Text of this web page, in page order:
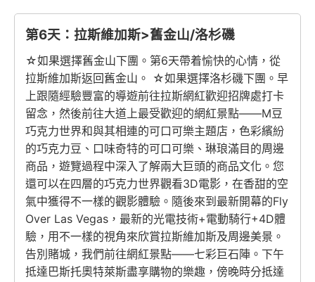
第6天：拉斯維加斯>舊金山/洛杉磯
☆如果選擇舊金山下團。第6天帶着愉快的心情，從
拉斯維加斯返回舊金山。 ☆如果選擇洛杉磯下團。早
上跟隨經驗豐富的導遊前往拉斯網紅歡迎招牌處打卡
留念，然後前往大道上最受歡迎的網紅景點——M豆
巧克力世界和與其相連的可口可樂主題店，色彩繽紛
的巧克力豆、口味奇特的可口可樂、琳琅滿目的周邊
商品，遊覽過程中深入了解兩大巨頭的商品文化。您
還可以在四層的巧克力世界觀看3D電影，在香甜的空
氣中獲得不一樣的觀影體驗。隨後來到最新開幕的Fly
Over Las Vegas，最新的光電技術+電動騎行+4D體
驗，用不一樣的視角來欣賞拉斯維加斯及周邊美景。
告別賭城，我們前往網紅景點——七彩巨石陣。下午
抵達巴斯托奧特萊斯盡享購物的樂趣，傍晚時分抵達